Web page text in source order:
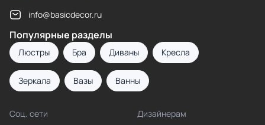
info@basicdecor.ru
Популярные разделы
Люстры Бра Диваны Кресла
Зеркала Вазы Ванны
Соц. сети Дизайнерам